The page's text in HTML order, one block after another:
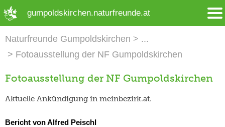
gumpoldskirchen.naturfreunde.at
Naturfreunde Gumpoldskirchen
Fotoausstellung der NF Gumpoldskirchen
Fotoausstellung der NF Gumpoldskirchen
Aktuelle Ankündigung in meinbezirk.at.
Bericht von Alfred Peischl